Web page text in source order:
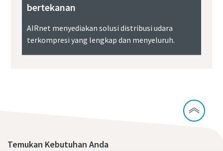
bertekanan
AIRnet menyediakan solusi distribusi udara
terkompresi yang lengkap dan menyeluruh.
Temukan Kebutuhan Anda